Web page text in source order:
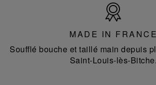
France
MADE IN FRANCE
Soufflé bouche et taillé main depuis
Saint-Louis-lès-Bitche.